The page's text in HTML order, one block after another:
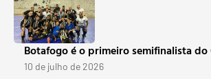
Botafogo é o primeiro semifinalista do
10 de julho de 2026